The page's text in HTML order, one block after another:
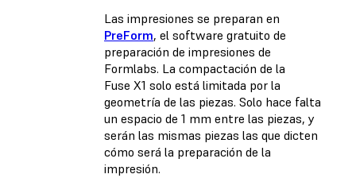
Las impresiones se preparan en
PreForm, el software gratuito de
preparación de impresiones de
Formlabs. La compactación de la
Fuse X1 solo está limitada por la
geometría de las piezas. Solo hace falta
un espacio de 1 mm entre las piezas, y
serán las mismas piezas las que dicten
cómo será la preparación de la
impresión.